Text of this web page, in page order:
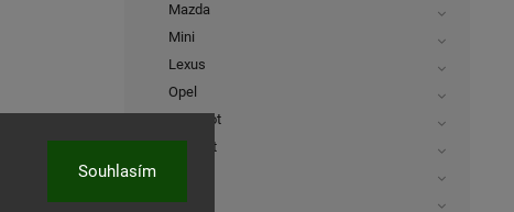
Souhlasím
Mazda
Mini
Lexus
Opel
Peugeot
Renault
Škoda